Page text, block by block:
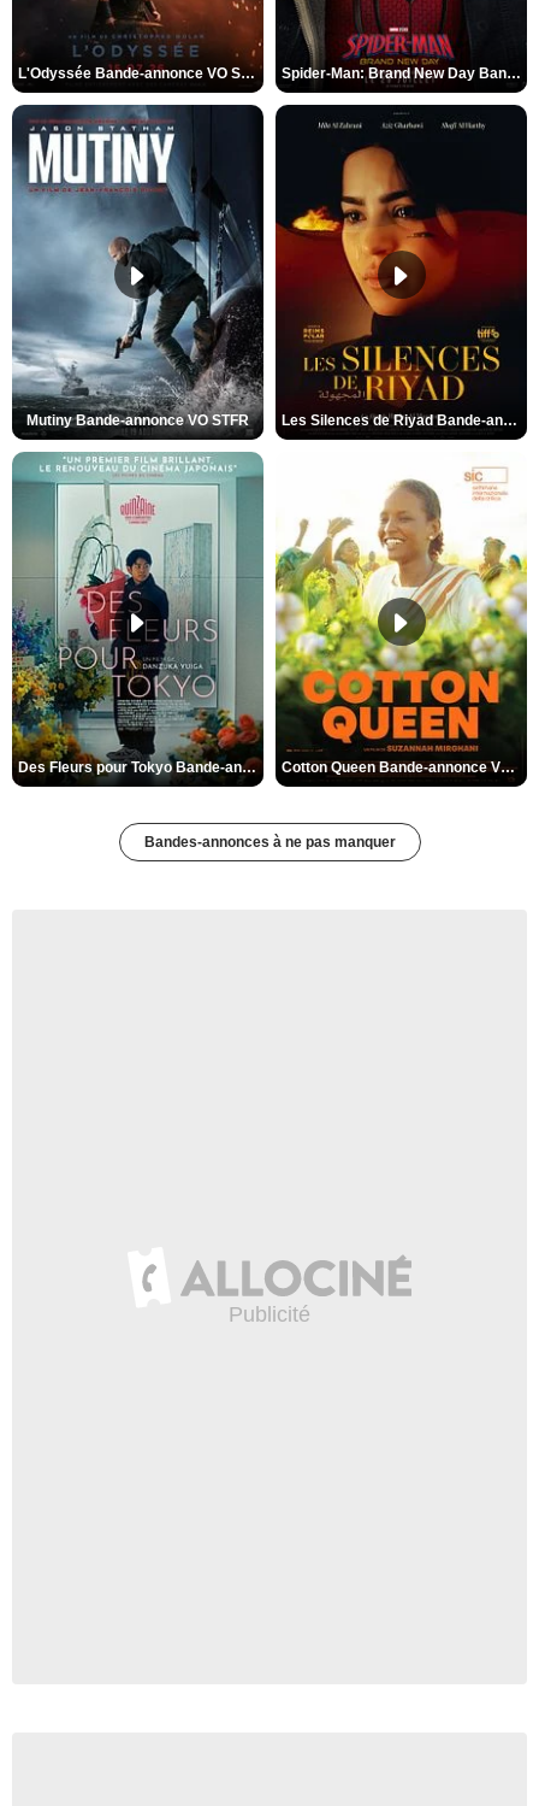
L'Odyssée Bande-annonce VO STFR Spider-Man: Brand New Day Bande-annonce VO STFR
Mutiny Bande-annonce VO STFR Les Silences de Riyad Bande-annonce VO STFR
Des Fleurs pour Tokyo Bande-annonce VO STFR Cotton Queen Bande-annonce VO STFR
Bandes-annonces à ne pas manquer